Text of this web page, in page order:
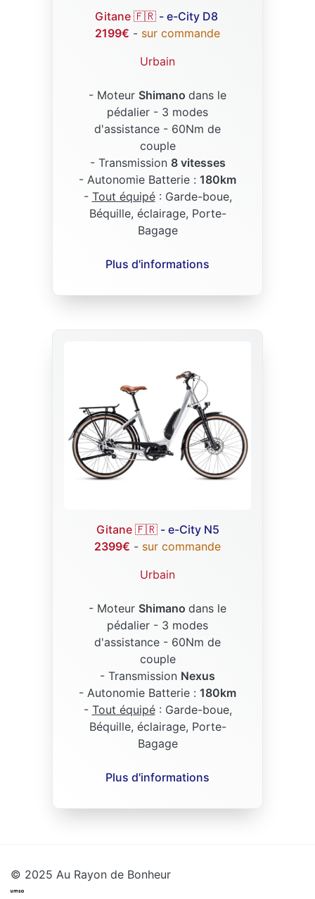
Gitane 🇫🇷 - e-City D8
2199€ - sur commande
Urbain
- Moteur Shimano dans le
pédalier - 3 modes
d'assistance - 60Nm de
couple
- Transmission 8 vitesses
- Autonomie Batterie : 180km
- Tout équipé: Garde-boue,
Béquille, éclairage, Porte-
Bagage
Plus d'informations
Gitane 🇫🇷 - e-City N5
2399€ - sur commande
Urbain
- Moteur Shimano dans le
pédalier - 3 modes
d'assistance - 60Nm de
couple
- Transmission Nexus
- Autonomie Batterie : 180km
- Tout équipé: Garde-boue,
Béquille, éclairage, Porte-
Bagage
Plus d'informations
© 2025 Au Rayon de Bonheur